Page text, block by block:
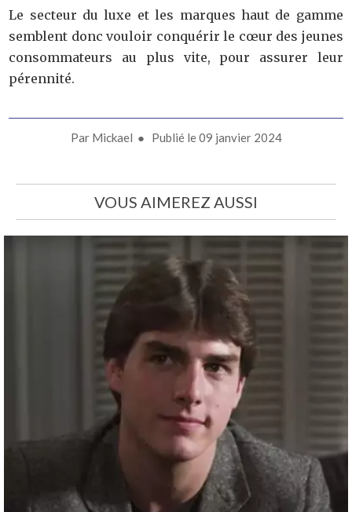
Le secteur du luxe et les marques haut de gamme
semblent donc vouloir conquérir le cœur des jeunes
consommateurs au plus vite, pour assurer leur
pérennité.
Par Mickael ● Publié le09 janvier 2024
VOUS AIMEREZ AUSSI